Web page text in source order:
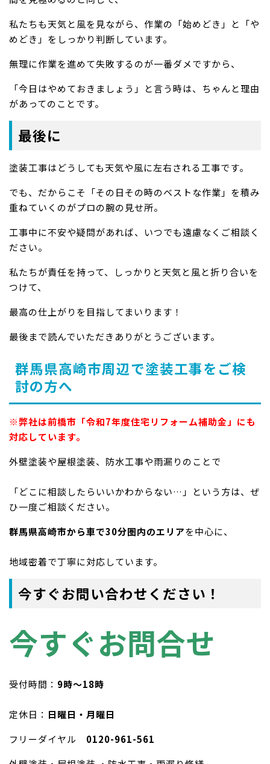
私たちも天気と風を見ながら、作業の「始めどき」と「や
めどき」をしっかり判断しています。
無理に作業を進めて失敗するのが一番ダメですから、
「今日はやめておきましょう」と言う時は、ちゃんと理由
があってのことです。
最後に
塗装工事はどうしても天気や風に左右される工事です。
でも、だからこそ「その日その時のベストな作業」を積み
重ねていくのがプロの腕の見せ所。
工事中に不安や疑問があれば、いつでも遠慮なくご相談く
ださい。
私たちが責任を持って、しっかりと天気と風と折り合いを
つけて、
最高の仕上がりを目指してまいります！
最後まで読んでいただきありがとうございます。
群馬県高崎市周辺で塗装工事をご検
討の方へ
※弊社は前橋市「令和7年度住宅リフォーム補助金」にも
対応しています。
外壁塗装や屋根塗装、防水工事や雨漏りのことで
「どこに相談したらいいかわからない…」という方は、ぜ
ひ一度ご相談ください。
群馬県高崎市から車で30分圏内のエリアを中心に、
地域密着で丁寧に対応しています。
今すぐお問い合わせください！
今すぐお問合せ
受付時間： 9時〜18時
定休日： 日曜日・月曜日
フリーダイヤル 0120-961-561